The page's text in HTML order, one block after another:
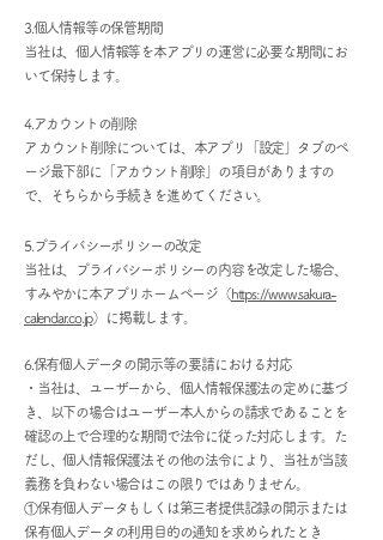
3.個人情報等の保管期間
当社は、個人情報等を本アプリの運営に必要な期間にお
いて保持します。
4.アカウントの削除
​アカウント削除については、本アプリ「設定」タブのペ
ージ最下部に「アカウント削除」の項目がありますの
で、そちらから手続きを進めてください。
5.プライバシーポリシーの改定
当社は、プライバシーポリシーの内容を改定した場合、
すみやかに本アプリホームページ（https://www.sakura-
calendar.co.jp）に掲載します。
6.保有個人データの開示等の要請における対応
・当社は、ユーザーから、個人情報保護法の定めに基づ
き、以下の場合はユーザー本人からの請求であることを
確認の上で合理的な期間で法令に従った対応します。た
だし、個人情報保護法その他の法令により、当社が当該
義務を負わない場合はこの限りではありません。
①保有個人データもしくは第三者提供記録の開示または
保有個人データの利用目的の通知を求められたとき